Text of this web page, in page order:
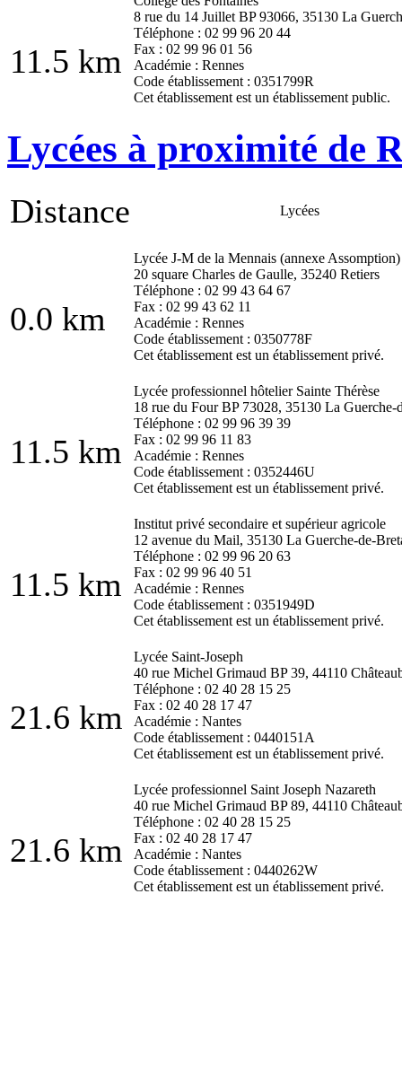
11.5 km
8 rue du 14 Juillet BP 93066, 35130 La
Téléphone : 02 99 96 20 44
Fax : 02 99 96 01 56
Académie : Rennes
Code établissement : 0351799R
Cet établissement est un établissement public.
Lycées à proximité de
Distance Lycées
0.0 km
Lycée J-M de la Mennais (annexe Assomption)
20 square Charles de Gaulle, 35240 Retiers
Téléphone : 02 99 43 64 67
Fax : 02 99 43 62 11
Académie : Rennes
Code établissement : 0350778F
Cet établissement est un établissement privé.
11.5 km
Lycée professionnel hôtelier Sainte Thérèse
18 rue du Four BP 73028, 35130 La Guerche-
Téléphone : 02 99 96 39 39
Fax : 02 99 96 11 83
Académie : Rennes
Code établissement : 0352446U
Cet établissement est un établissement privé.
11.5 km
Institut privé secondaire et supérieur agricole
12 avenue du Mail, 35130 La Guerche-de-
Téléphone : 02 99 96 20 63
Fax : 02 99 96 40 51
Académie : Rennes
Code établissement : 0351949D
Cet établissement est un établissement privé.
21.6 km
Lycée Saint-Joseph
40 rue Michel Grimaud BP 39, 44110
Téléphone : 02 40 28 15 25
Fax : 02 40 28 17 47
Académie : Nantes
Code établissement : 0440151A
Cet établissement est un établissement privé.
21.6 km
Lycée professionnel Saint Joseph Nazareth
40 rue Michel Grimaud BP 89, 44110
Téléphone : 02 40 28 15 25
Fax : 02 40 28 17 47
Académie : Nantes
Code établissement : 0440262W
Cet établissement est un établissement privé.